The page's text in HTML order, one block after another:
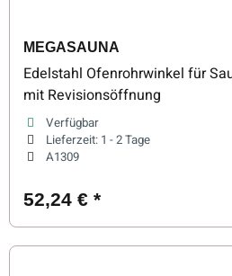
MEGASAUNA
Edelstahl Ofenrohrwinkel für
mit Revisionsöffnung
Verfügbar
Lieferzeit: 1 - 2 Tage
A1309
52,24 € *